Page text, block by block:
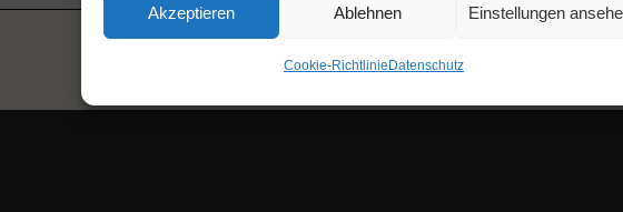
Akzeptieren Ablehnen Einstellungen
Cookie-RichtlinieDatenschutz